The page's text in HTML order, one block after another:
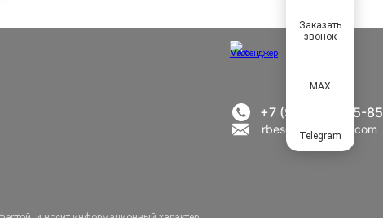
+7 (969) 777-85-85
rbesedka@gmail.com
Заказать
звонок
MAX
Telegram